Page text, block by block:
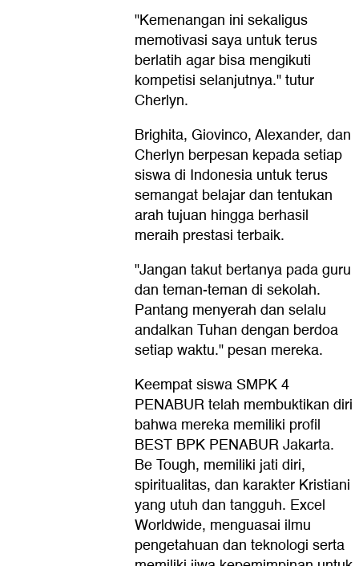
"Kemenangan ini sekaligus
memotivasi saya untuk terus
berlatih agar bisa mengikuti
kompetisi selanjutnya." tutur
Cherlyn.
Brighita, Giovinco, Alexander, dan
Cherlyn berpesan kepada setiap
siswa di Indonesia untuk terus
semangat belajar dan tentukan
arah tujuan hingga berhasil
meraih prestasi terbaik.
"Jangan takut bertanya pada guru
dan teman-teman di sekolah.
Pantang menyerah dan selalu
andalkan Tuhan dengan berdoa
setiap waktu." pesan mereka.
Keempat siswa SMPK 4
PENABUR telah membuktikan diri
bahwa mereka memiliki profil
BEST BPK PENABUR Jakarta.
Be Tough, memiliki jati diri,
spiritualitas, dan karakter Kristiani
yang utuh dan tangguh. Excel
Worldwide, menguasai ilmu
pengetahuan dan teknologi serta